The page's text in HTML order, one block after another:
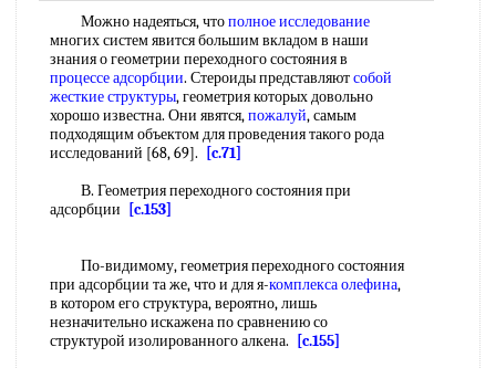
Можно надеяться, чтополное исследование
многих систем явится большим вкладом в наши
знания о геометрии переходного состояния в
процессе адсорбции. Стероиды представляютсобой
жесткие структуры, геометрия которых довольно
хорошо известна. Они явятся,пожалуй, самым
подходящим объектом для проведения такого рода
исследований [68, 69].
[c.71]
В. Геометрия переходного состояния при
адсорбции
[c.153]
По-видимому, геометрия переходного состояния
при адсорбции та же, что и для я-комплекса олефина,
в котором его структура, вероятно, лишь
незначительно искажена по сравнению со
структурой изолированного алкена.
[c.155]